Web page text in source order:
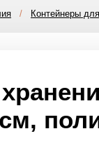
/ Контейнеры